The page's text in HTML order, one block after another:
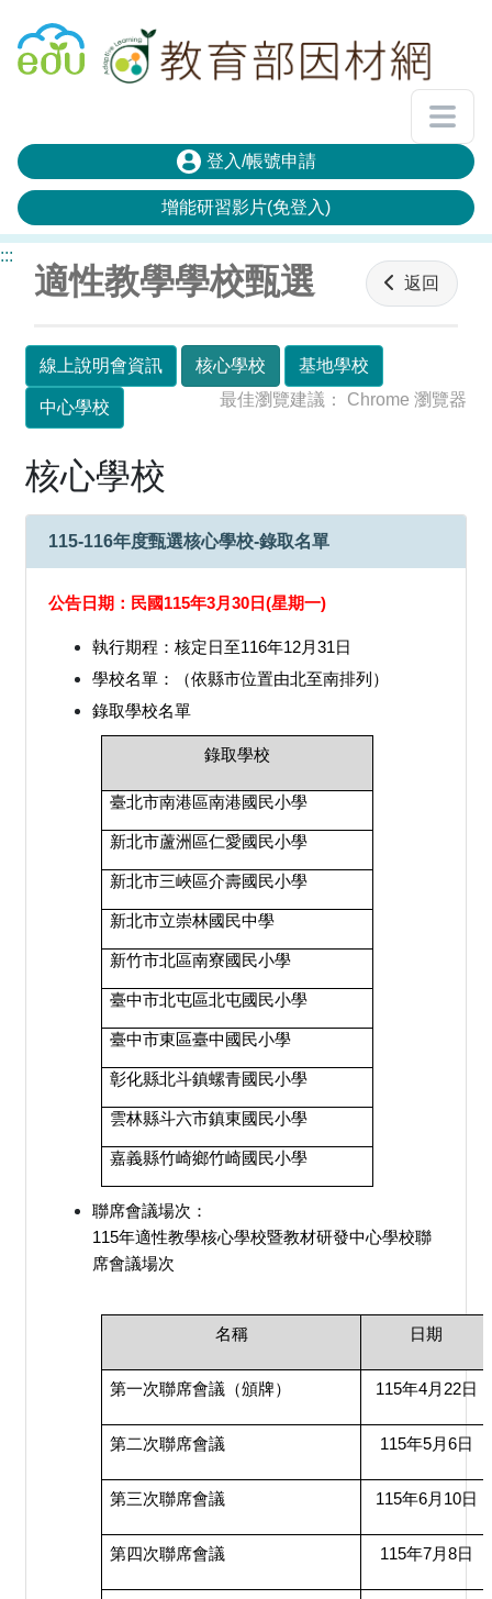
回教育雲首頁
登入/帳號申請
增能研習影片(免登入)
:::
適性教學學校甄選 返回
線上說明會資訊 核心學校 基地學校
中心學校 最佳瀏覽建議： Chrome 瀏覽器
核心學校
115-116年度甄選核心學校-錄取名單
公告日期：民國115年3月30日(星期一)
執行期程：核定日至116年12月31日
學校名單：（依縣市位置由北至南排列）
錄取學校名單
錄取學校
臺北市南港區南港國民小學
新北市蘆洲區仁愛國民小學
新北市三峽區介壽國民小學
新北市立崇林國民中學
新竹市北區南寮國民小學
臺中市北屯區北屯國民小學
臺中市東區臺中國民小學
彰化縣北斗鎮螺青國民小學
雲林縣斗六市鎮東國民小學
嘉義縣竹崎鄉竹崎國民小學
聯席會議場次：
115年適性教學核心學校暨教材研發中心學校聯
席會議場次
名稱 日期
第一次聯席會議（頒牌） 115年4月22日
第二次聯席會議 115年5月6日
第三次聯席會議 115年6月10日
第四次聯席會議 115年7月8日